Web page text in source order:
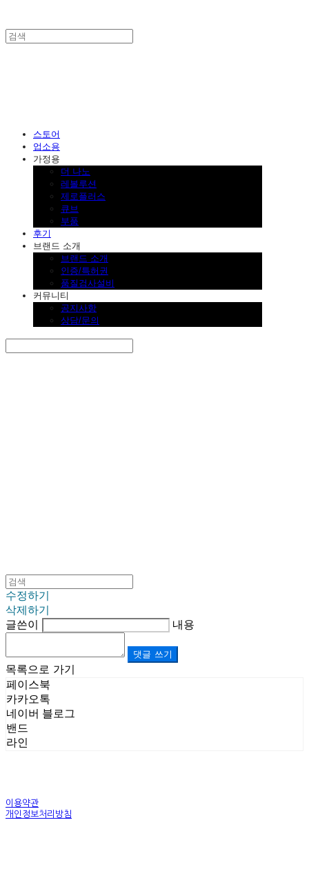
스토어
업소용
가정용
더 나노
레볼루션
제로플러스
큐브
부품
후기
브랜드 소개
브랜드 소개
인증/특허권
품질검사설비
커뮤니티
공지사항
상담/문의
수정하기
삭제하기
글쓴이
내용
댓글 쓰기
목록으로 가기
페이스북
카카오톡
네이버 블로그
밴드
라인
이용약관
개인정보처리방침